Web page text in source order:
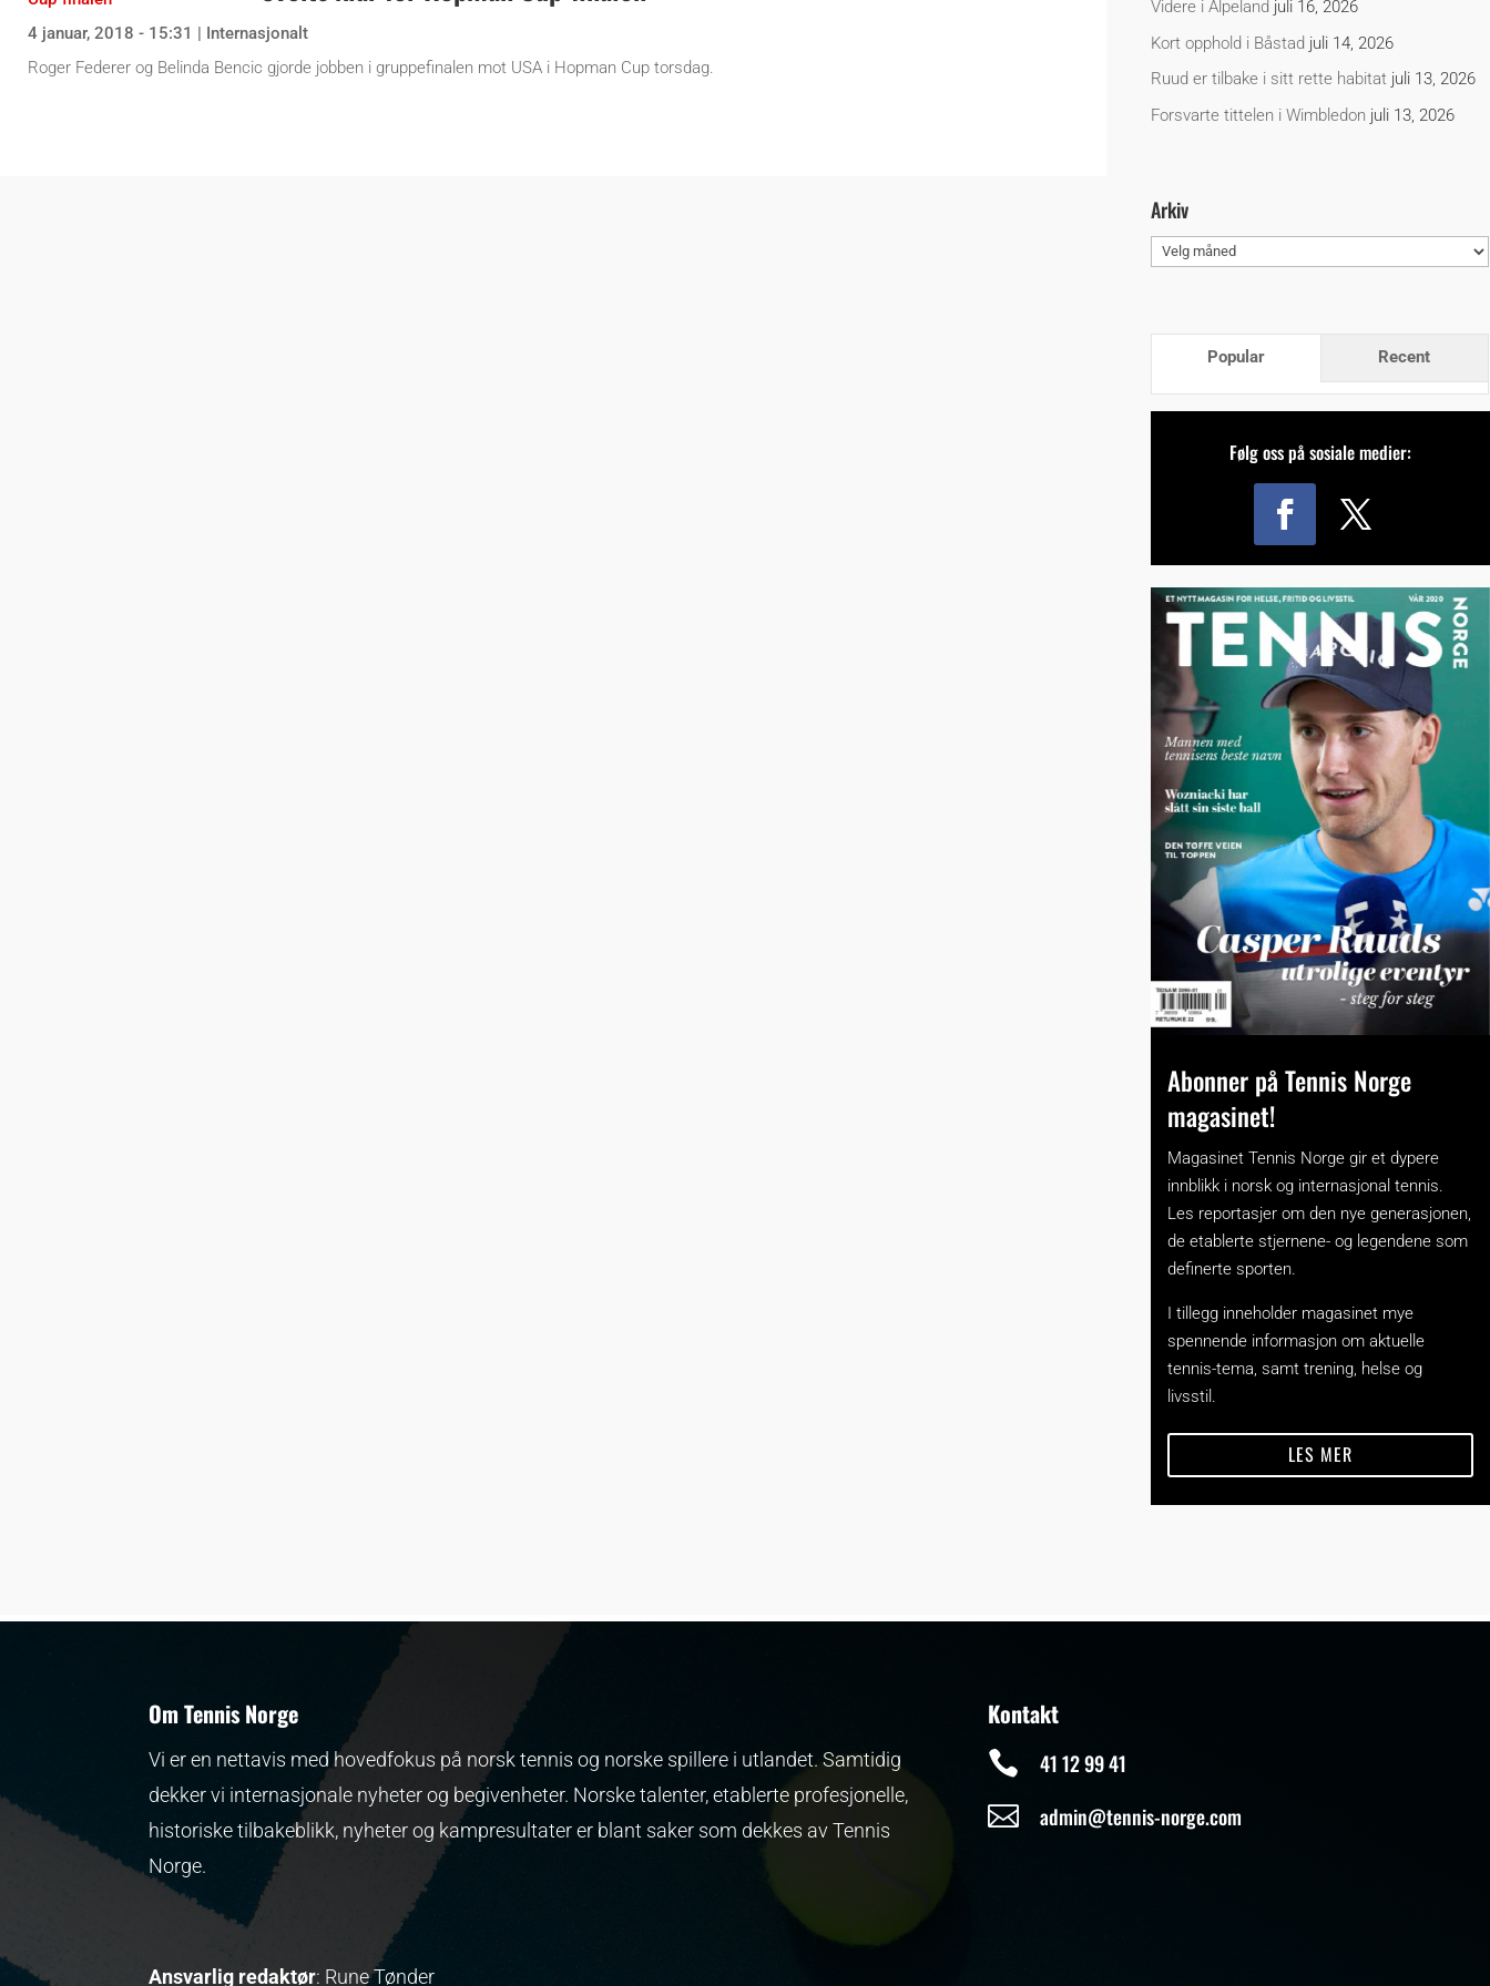
4 januar, 2018 - 15:31
Internasjonalt
Roger Federer og Belinda Bencic gjorde jobben i gruppefinalen mot USA i Hopman Cup torsdag.
Videre i Alpeland juli 16, 2026
Kort opphold i Båstad juli 14, 2026
Ruud er tilbake i sitt rette habitat juli 13, 2026
Forsvarte tittelen i Wimbledon juli 13, 2026
Arkiv
Arkiv
Popular Recent
Følg oss på sosiale medier:
Abonner på Tennis Norge
magasinet!
Magasinet Tennis Norge gir et dypere
innblikk i norsk og internasjonal tennis.
Les reportasjer om den nye generasjonen,
de etablerte stjernene- og legendene som
definerte sporten.
I tillegg inneholder magasinet mye
spennende informasjon om aktuelle
tennis-tema, samt trening, helse og
livsstil.
LES MER
Om Tennis Norge
Vi er en nettavis med hovedfokus på norsk tennis og norske spillere i utlandet. Samtidig
dekker vi internasjonale nyheter og begivenheter. Norske talenter, etablerte profesjonelle,
historiske tilbakeblikk, nyheter og kampresultater er blant saker som dekkes av Tennis
Norge.
Ansvarlig redaktør: Rune Tønder
Kontakt
 41 12 99 41
 admin@tennis-norge.com